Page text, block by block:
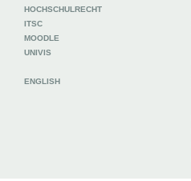
HOCHSCHULRECHT
ITSC
MOODLE
UNIVIS
ENGLISH